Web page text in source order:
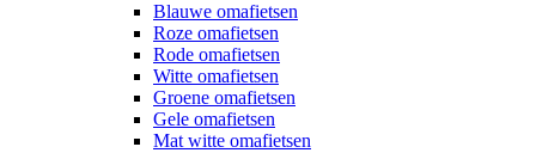
Blauwe omafietsen
Roze omafietsen
Rode omafietsen
Witte omafietsen
Groene omafietsen
Gele omafietsen
Mat witte omafietsen